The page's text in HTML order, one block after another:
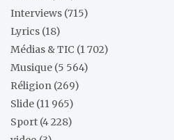
Interviews (715)
Lyrics (18)
Médias & TIC (1 702)
Musique (5 564)
Réligion (269)
Slide (11 965)
Sport (4 228)